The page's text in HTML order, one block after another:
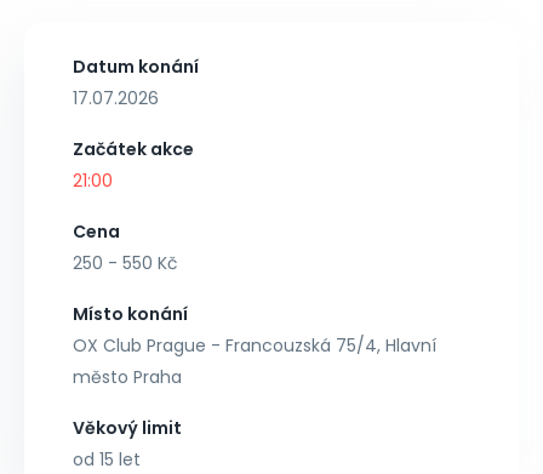
Datum konání
17.07.2026
Začátek akce
21:00
Cena
250 - 550 Kč
Místo konání
OX Club Prague - Francouzská 75/4, Hlavní
město Praha
Věkový limit
od 15 let